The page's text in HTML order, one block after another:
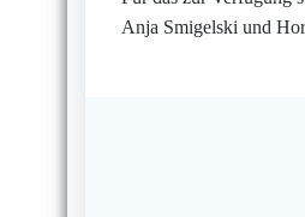
Anja Smigelski und